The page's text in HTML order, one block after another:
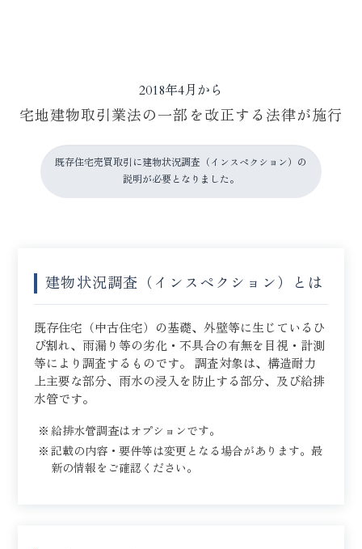
2018年4月から
宅地建物取引業法の一部を改正する法律が施行
既存住宅売買取引に建物状況調査（インスペクション）の
説明が必要となりました。
建物状況調査（インスペクション）とは
既存住宅（中古住宅）の基礎、外壁等に生じているひ
び割れ、雨漏り等の劣化・不具合の有無を目視・計測
等により調査するものです。 調査対象は、構造耐力
上主要な部分、雨水の浸入を防止する部分、及び給排
水管です。
給排水管調査はオプションです。
記載の内容・要件等は変更となる場合があります。最
新の情報をご確認ください。